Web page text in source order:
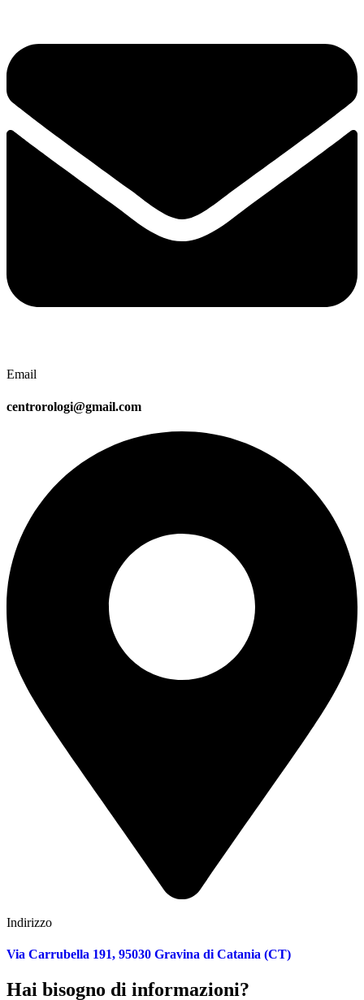
Email
centrorologi@gmail.com
Indirizzo
Via Carrubella 191, 95030 Gravina di Catania (CT)
Hai bisogno di informazioni?